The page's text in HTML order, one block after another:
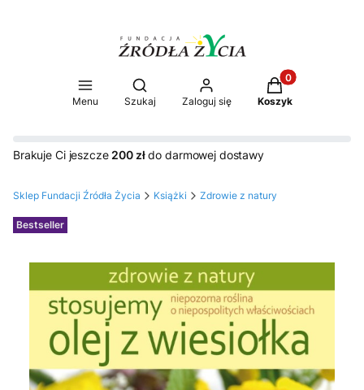
Menu
Otwórz wyszukiwarkę
Szukaj Zaloguj się
Produkty w
Koszyk
Brakuje Ci jeszcze 200 złdo darmowej dostawy
Sklep Fundacji Źródła Życia Książki Zdrowie z natury
Etykiety
Bestseller